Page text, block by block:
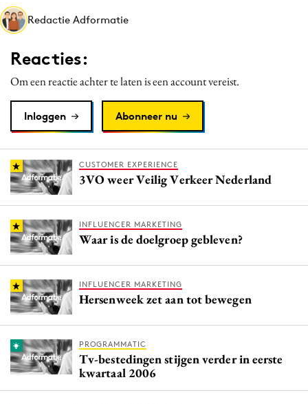
Martech
Media
Merkstrategie
PR
Purpose Marketing
Reputatie & crisis
Redactie Adformatie
Reacties:
Om een reactie achter te laten is een account vereist.
Inloggen Abonneer nu
CUSTOMER EXPERIENCE
3VO weer Veilig Verkeer Nederland
INFLUENCER MARKETING
Waar is de doelgroep gebleven?
INFLUENCER MARKETING
Hersenweek zet aan tot bewegen
PROGRAMMATIC
Tv-bestedingen stijgen verder in eerste
kwartaal 2006